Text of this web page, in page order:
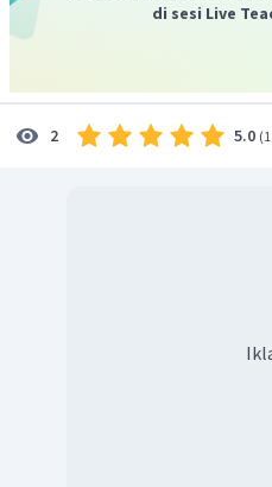
di sesi Live
2 5.0 (